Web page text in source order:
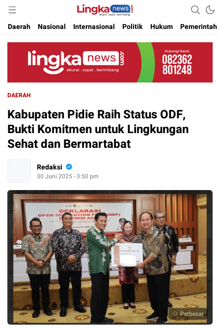
Lingkanews
Akurat. Cepat & Berimbang
Daerah
Nasional Internasional Politik Hukum Pemerintah
DAERAH
Kabupaten Pidie Raih Status ODF,
Bukti Komitmen untuk Lingkungan
Sehat dan Bermartabat
Redaksi
30 Juni 2025 - 3:50 pm
Perbesar